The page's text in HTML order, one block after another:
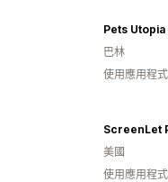
Pets Utopia
巴林
使用應用程
ScreenLet
美國
使用應用程